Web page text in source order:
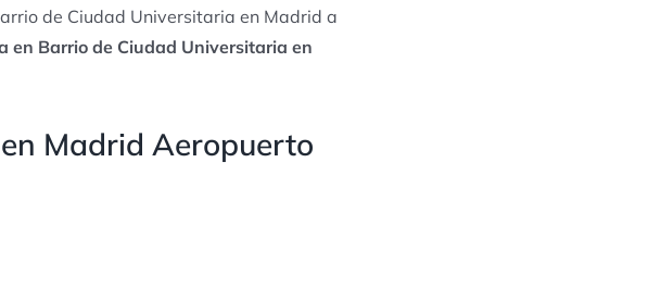
de Ciudad Universitaria en Madrid a
en Barrio de Ciudad Universitaria en
Madrid Aeropuerto